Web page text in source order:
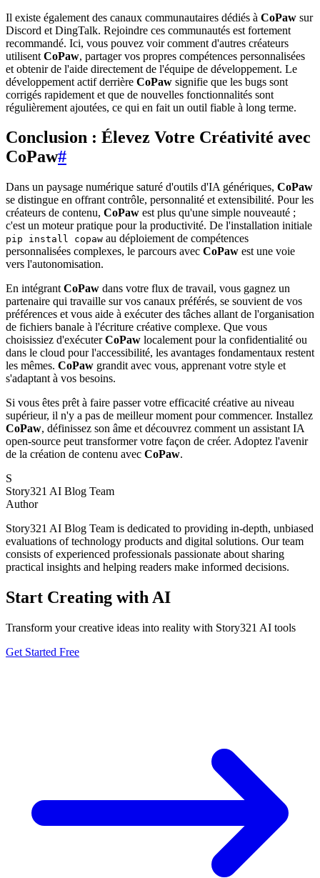
Il existe également des canaux communautaires dédiés à CoPaw sur
Discord et DingTalk. Rejoindre ces communautés est fortement
recommandé. Ici, vous pouvez voir comment d'autres créateurs
utilisent CoPaw, partager vos propres compétences personnalisées
et obtenir de l'aide directement de l'équipe de développement. Le
développement actif derrière CoPaw signifie que les bugs sont
corrigés rapidement et que de nouvelles fonctionnalités sont
régulièrement ajoutées, ce qui en fait un outil fiable à long terme.
Conclusion : Élevez Votre Créativité avec
CoPaw#
Dans un paysage numérique saturé d'outils d'IA génériques, CoPaw
se distingue en offrant contrôle, personnalité et extensibilité. Pour les
créateurs de contenu, CoPaw est plus qu'une simple nouveauté ;
c'est un moteur pratique pour la productivité. De l'installation initiale
pip install copaw au déploiement de compétences
personnalisées complexes, le parcours avec CoPaw est une voie
vers l'autonomisation.
En intégrant CoPaw dans votre flux de travail, vous gagnez un
partenaire qui travaille sur vos canaux préférés, se souvient de vos
préférences et vous aide à exécuter des tâches allant de l'organisation
de fichiers banale à l'écriture créative complexe. Que vous
choisissiez d'exécuterCoPaw localement pour la confidentialité ou
dans le cloud pour l'accessibilité, les avantages fondamentaux restent
les mêmes. CoPaw grandit avec vous, apprenant votre style et
s'adaptant à vos besoins.
Si vous êtes prêt à faire passer votre efficacité créative au niveau
supérieur, il n'y a pas de meilleur moment pour commencer. Installez
CoPaw, définissez son âme et découvrez comment un assistant IA
open-source peut transformer votre façon de créer. Adoptez l'avenir
de la création de contenu avec CoPaw.
S
Story321 AI Blog Team
Author
Story321 AI Blog Team is dedicated to providing in-depth, unbiased
evaluations of technology products and digital solutions. Our team
consists of experienced professionals passionate about sharing
practical insights and helping readers make informed decisions.
Start Creating with AI
Transform your creative ideas into reality with Story321 AI tools
Get Started Free